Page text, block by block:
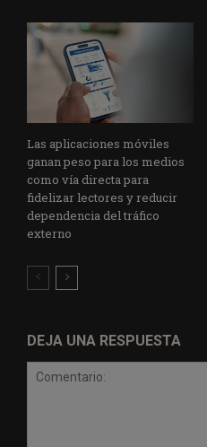
Las aplicaciones móviles
ganan peso para los medios
como vía directa para
fidelizar lectores y reducir
dependencia del tráfico
externo
DEJA UNA RESPUESTA